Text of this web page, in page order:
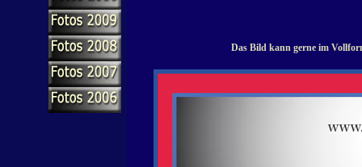
Das Bild kann gerne im